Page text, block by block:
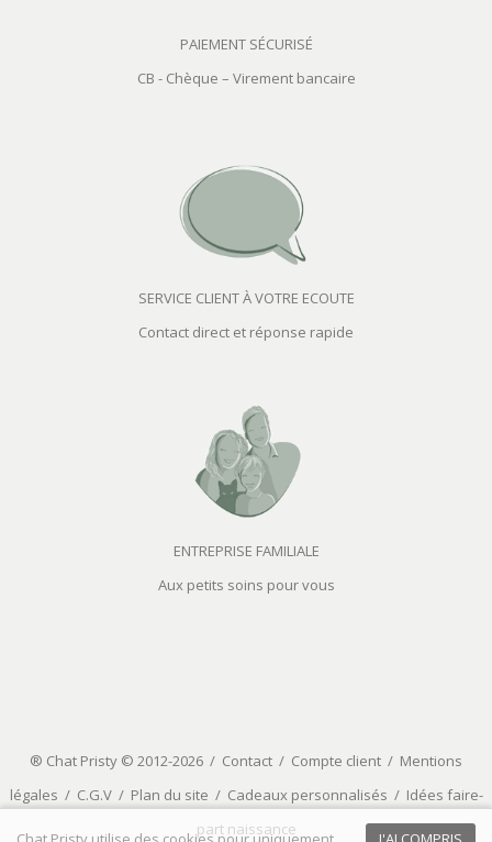
PAIEMENT SÉCURISÉ
CB - Chèque – Virement bancaire
SERVICE CLIENT À VOTRE ECOUTE
Contact direct et réponse rapide
ENTREPRISE FAMILIALE
Aux petits soins pour vous
® Chat Pristy © 2012-2026 / Contact / Compte client / Mentions
légales / C.G.V/ Plan du site / Cadeaux personnalisés / Idées faire-
part naissance